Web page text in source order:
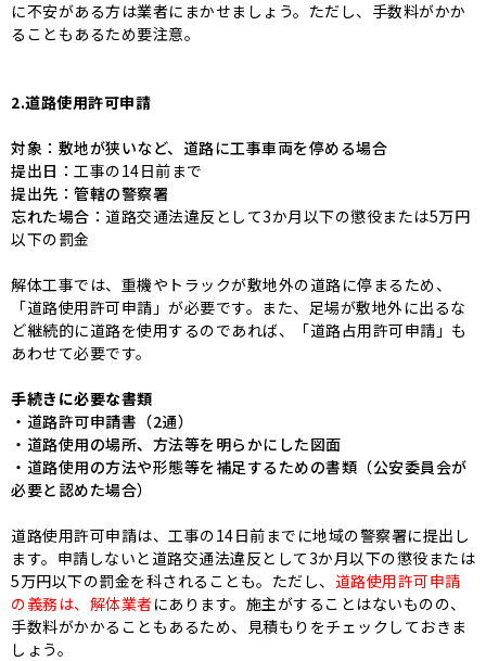
に不安がある方は業者にまかせましょう。ただし、手数料がかか
ることもあるため要注意。
2.道路使用許可申請
対象：敷地が狭いなど、道路に工事車両を停める場合
提出日： 工事の14日前まで
提出先：管轄の警察署
忘れた場合： 道路交通法違反として3か月以下の懲役または5万円
以下の罰金
解体工事では、重機やトラックが敷地外の道路に停まるため、
「道路使用許可申請」が必要です。また、足場が敷地外に出るな
ど継続的に道路を使用するのであれば、「道路占用許可申請」も
あわせて必要です。
手続きに必要な書類
・道路許可申請書（2通）
・道路使用の場所、方法等を明らかにした図面
・道路使用の方法や形態等を補足するための書類（公安委員会が
必要と認めた場合）
道路使用許可申請は、工事の14日前までに地域の警察署に提出し
ます。申請しないと道路交通法違反として3か月以下の懲役または
5万円以下の罰金を科されることも。ただし、 道路使用許可申請
の義務は、解体業者にあります。施主がすることはないものの、
手数料がかかることもあるため、見積もりをチェックしておきま
しょう。